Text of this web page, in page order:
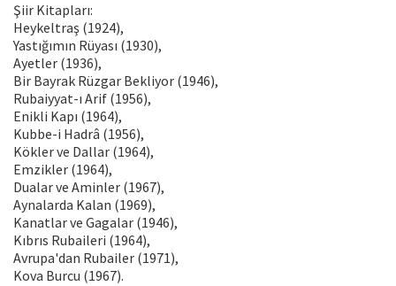
Şiir Kitapları:
Heykeltraş (1924),
Yastığımın Rüyası (1930),
Ayetler (1936),
Bir Bayrak Rüzgar Bekliyor (1946),
Rubaiyyat-ı Arif (1956),
Enikli Kapı (1964),
Kubbe-i Hadrâ (1956),
Kökler ve Dallar (1964),
Emzikler (1964),
Dualar ve Aminler (1967),
Aynalarda Kalan (1969),
Kanatlar ve Gagalar (1946),
Kıbrıs Rubaileri (1964),
Avrupa'dan Rubailer (1971),
Kova Burcu (1967).